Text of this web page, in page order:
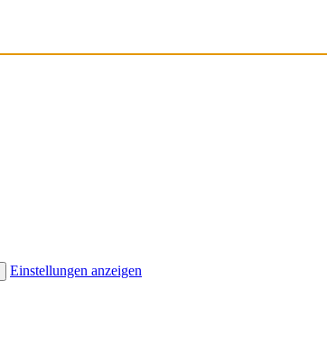
Einstellungen anzeigen